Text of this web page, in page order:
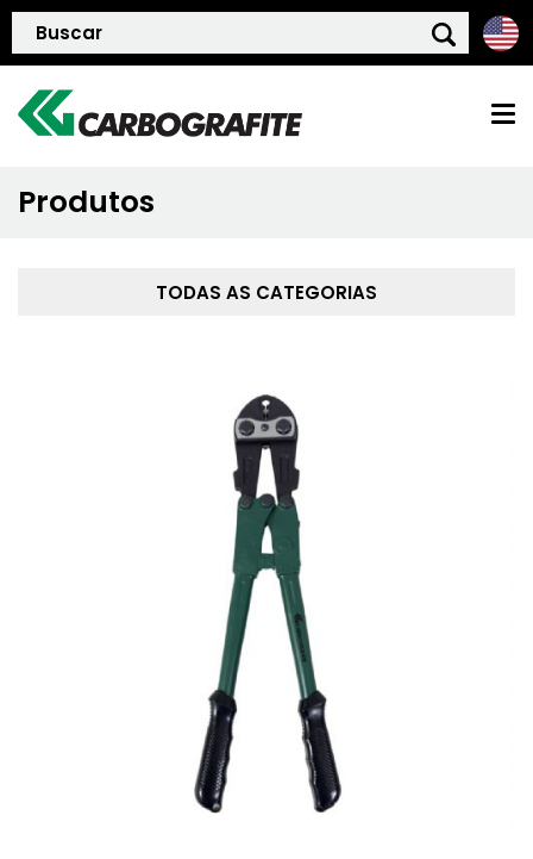
QUEM SOMOS
PRODUTOS
BLOG
SUSTENTABILIDADE
ATENDIMENTO
Produtos
TODAS AS CATEGORIAS